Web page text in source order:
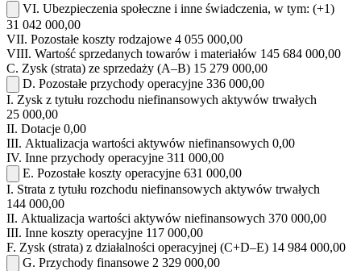
VI. Ubezpieczenia społeczne i inne świadczenia, w tym: (+1)
31 042 000,00
VII. Pozostałe koszty rodzajowe 4 055 000,00
VIII. Wartość sprzedanych towarów i materiałów 145 684 000,00
C. Zysk (strata) ze sprzedaży (A–B) 15 279 000,00
D. Pozostałe przychody operacyjne 336 000,00
I. Zysk z tytułu rozchodu niefinansowych aktywów trwałych
25 000,00
II. Dotacje 0,00
III. Aktualizacja wartości aktywów niefinansowych 0,00
IV. Inne przychody operacyjne 311 000,00
E. Pozostałe koszty operacyjne 631 000,00
I. Strata z tytułu rozchodu niefinansowych aktywów trwałych
144 000,00
II. Aktualizacja wartości aktywów niefinansowych 370 000,00
III. Inne koszty operacyjne 117 000,00
F. Zysk (strata) z działalności operacyjnej (C+D–E) 14 984 000,00
G. Przychody finansowe 2 329 000,00